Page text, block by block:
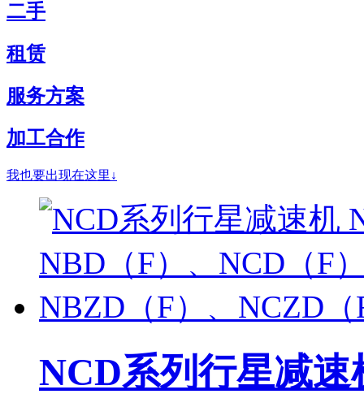
二手
租赁
服务方案
加工合作
我也要出现在这里↓
NCD系列行星减